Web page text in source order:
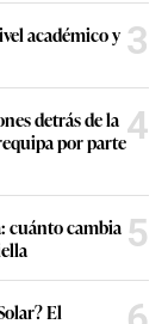
académico y 3
detrás de la
por parte4
cuánto cambia 5
El